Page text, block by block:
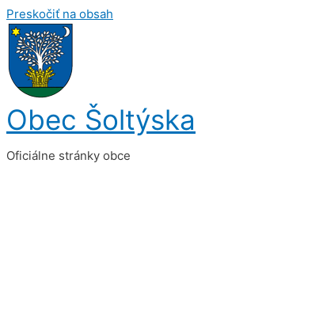
Preskočiť na obsah
Obec Šoltýska
Oficiálne stránky obce